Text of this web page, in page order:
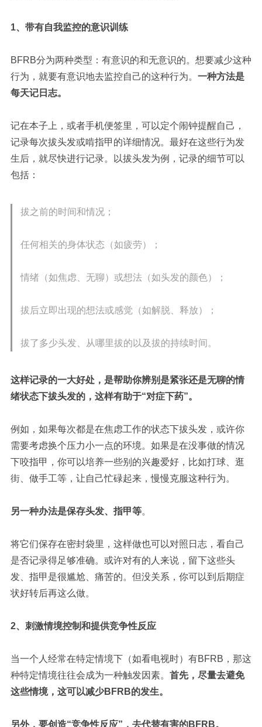
1、带有自我监控的意识训练
BFRB分为两种类型：有意识的和无意识的。想要减少这种
行为，就要有意识地去监控自己的这种行为。 一种方法是
每天记日志。
记在本子上，或者手机便签里，可以定个闹钟提醒自己，
记录每次拔头发或啃指甲的详细情况。最好在这些行为发
生后，就尽快进行记录。以拔头发为例，记录的细节可以
包括：
拔之前的时间和情况；
任何相关的身体状态（如疲劳）；
情绪（如焦虑、无聊）或想法（如头发的颜色）；
拔后立即出现的想法或感觉（如解脱、释放）；
拔了多少头发、从哪里拔的以及拔的持续时间。
这样记录的一大好处，是帮助你辨别是紧张还是无聊的情
绪状态下拔头发的，这样有助于“对症下药”。
例如，如果每次都是在焦虑工作的状态下拔头发，或许你
需要考虑换个压力小一点的环境。 如果是在没事做的情况
下咬指甲，你可以培养一些别的兴趣爱好，比如打球、逛
街、做手工等，让自己忙碌起来，慢慢克服这种行为。
另一种办法是保存头发、指甲等。
将它们保存在密封袋里，这样做也可以对照日志，看自己
是否记录得足够准确。 或许对有的人来说，留下这些头
发、指甲是很尴尬、痛苦的。但没关系，你可以到后期症
状好转后再这么做。
2、刺激情境控制和提供竞争性反应
当一个人经常在特定情境下（如看电视时）有BFRB，那这
种特定情境往往会成为一种触发因素。 首先，尽量去避免
这些情境，这可以减少BFRB的发生。
另外，要创造“竞争性反应”，去代替有害的BFRB。